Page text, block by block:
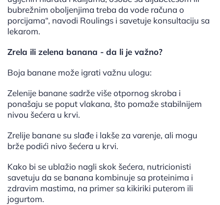
bubrežnim oboljenjima treba da vode računa o
porcijama“, navodi Roulings i savetuje konsultaciju sa
lekarom.
Zrela ili zelena banana - da li je važno?
Boja banane može igrati važnu ulogu:
Zelenije banane sadrže više otpornog skroba i
ponašaju se poput vlakana, što pomaže stabilnijem
nivou šećera u krvi.
Zrelije banane su slađe i lakše za varenje, ali mogu
brže podići nivo šećera u krvi.
Kako bi se ublažio nagli skok šećera, nutricionisti
savetuju da se banana kombinuje sa proteinima i
zdravim mastima, na primer sa kikiriki puterom ili
jogurtom.